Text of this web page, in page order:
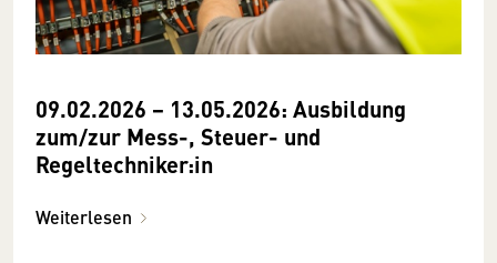
09.02.2026 − 13.05.2026: Ausbildung
zum/zur Mess-, Steuer- und
Regeltechniker:in
Weiterlesen